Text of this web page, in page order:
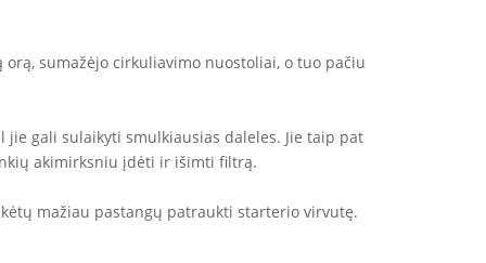
orą, sumažėjo cirkuliavimo nuostoliai, o tuo pačiu
gali sulaikyti smulkiausias daleles. Jie taip pat
akimirksniu įdėti ir išimti filtrą.
mažiau pastangų patraukti starterio virvutę.